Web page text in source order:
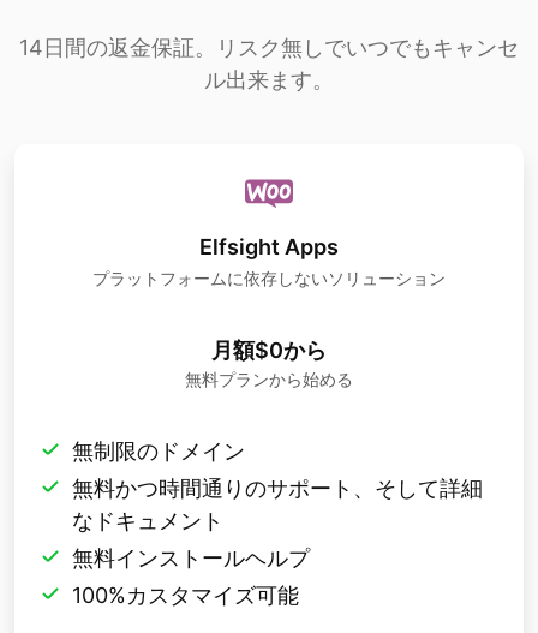
14日間の返金保証。リスク無しでいつでもキャンセ
ル出来ます。
Elfsight Apps
プラットフォームに依存しないソリューション
月額$0から
無料プランから始める
無制限のドメイン
無料かつ時間通りのサポート、そして詳細
なドキュメント
無料インストールヘルプ
100%カスタマイズ可能